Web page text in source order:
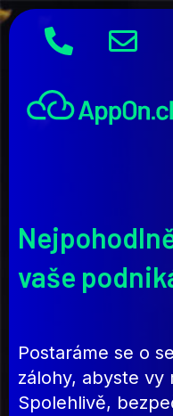
vaše
Postaráme se o
zálohy, abyste vy
Spolehlivě,